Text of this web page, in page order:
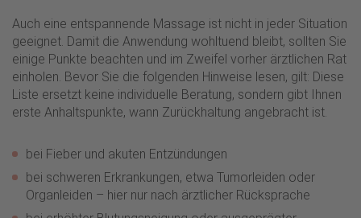
Auch eine entspannende Massage ist nicht in jeder Situation
geeignet. Damit die Anwendung wohltuend bleibt, sollten Sie
einige Punkte beachten und im Zweifel vorher ärztlichen Rat
einholen. Bevor Sie die folgenden Hinweise lesen, gilt: Diese
Liste ersetzt keine individuelle Beratung, sondern gibt Ihnen
erste Anhaltspunkte, wann Zurückhaltung angebracht ist.
bei Fieber und akuten Entzündungen
bei schweren Erkrankungen, etwa Tumorleiden oder
Organleiden – hier nur nach ärztlicher Rücksprache